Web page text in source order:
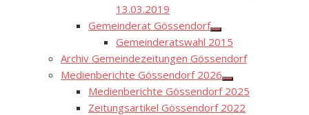
13.03.2019
Gemeinderat Gössendorf
Show
sub
menu
Gemeinderatswahl 2015
Archiv Gemeindezeitungen Gössendorf
Medienberichte Gössendorf 2026
Show
sub
menu
Medienberichte Gössendorf 2025
Zeitungsartikel Gössendorf 2022